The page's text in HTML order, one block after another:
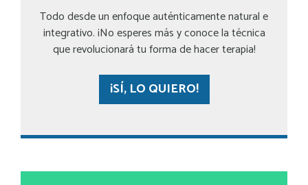
Todo desde un enfoque auténticamente natural e
integrativo. ¡No esperes más y conoce la técnica
que revolucionará tu forma de hacer terapia!
¡SÍ, LO QUIERO!